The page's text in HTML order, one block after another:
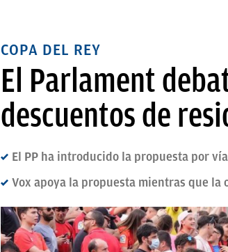
COPA DEL REY
El Parlament
descuentos de
El PP ha introducido la propuesta por
Vox apoya la propuesta mientras que